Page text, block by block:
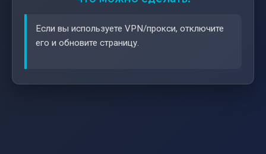
Если вы используете VPN/прокси, отключите
его и обновите страницу.